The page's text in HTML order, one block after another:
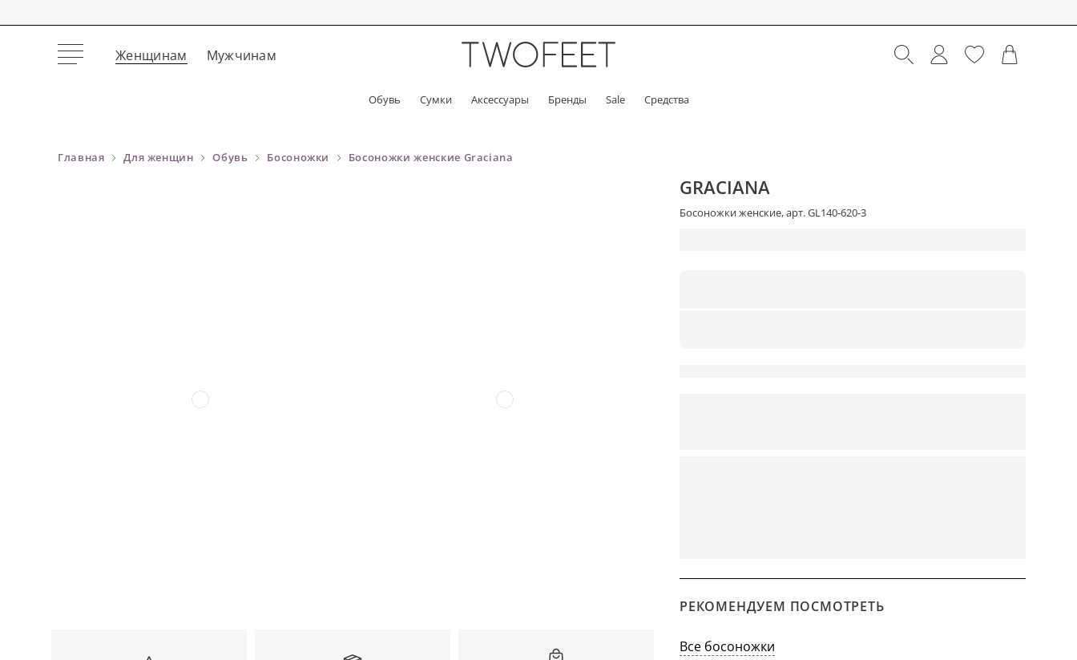
Женщинам Мужчинам
Обувь Сумки Аксессуары Бренды Sale Средства
Главная Для женщин Обувь Босоножки Босоножки женские Graciana
GRACIANA
Босоножки женские, арт. GL140-620-3
РЕКОМЕНДУЕМ ПОСМОТРЕТЬ
Все босоножки